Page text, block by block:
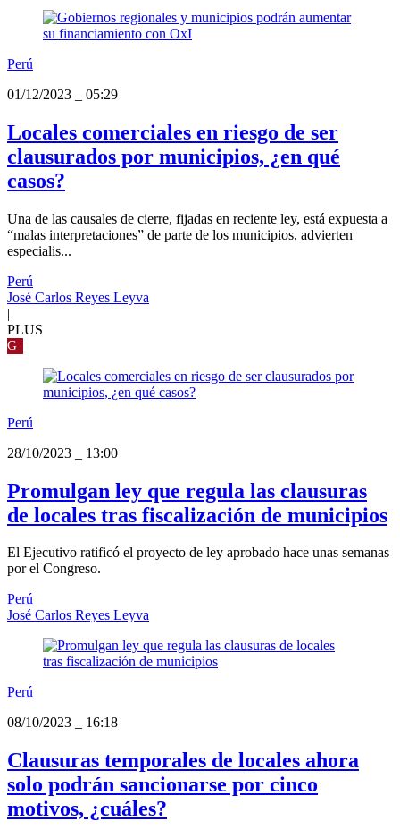
Perú
01/12/2023
05:29
Locales comerciales en riesgo de ser
clausurados por municipios, ¿en qué
casos?
Una de las causales de cierre, fijadas en reciente ley, está expuesta a
“malas interpretaciones” de parte de los municipios, advierten
especialis...
Perú
José Carlos Reyes Leyva
|
PLUS
G
Perú
28/10/2023
13:00
Promulgan ley que regula las clausuras
de locales tras fiscalización de municipios
El Ejecutivo ratificó el proyecto de ley aprobado hace unas semanas
por el Congreso.
Perú
José Carlos Reyes Leyva
Perú
08/10/2023
16:18
Clausuras temporales de locales ahora
solo podrán sancionarse por cinco
motivos, ¿cuáles?